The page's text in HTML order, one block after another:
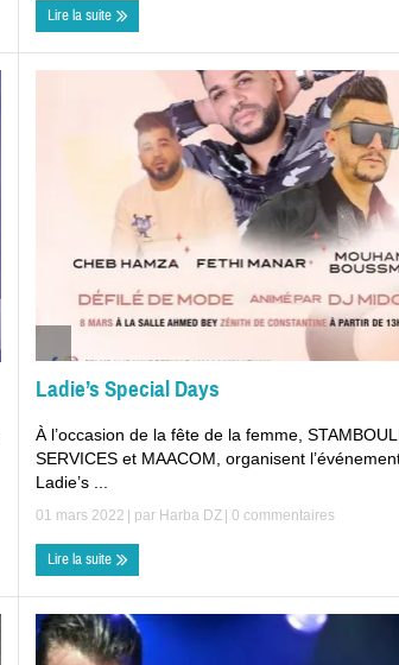
Lire la suite
Ladie’s Special Days
À l’occasion de la fête de la femme,
SERVICES et MAACOM, organisent
Ladie’s ...
01 mars 2022 | par Harba DZ 0 commentaires
Lire la suite